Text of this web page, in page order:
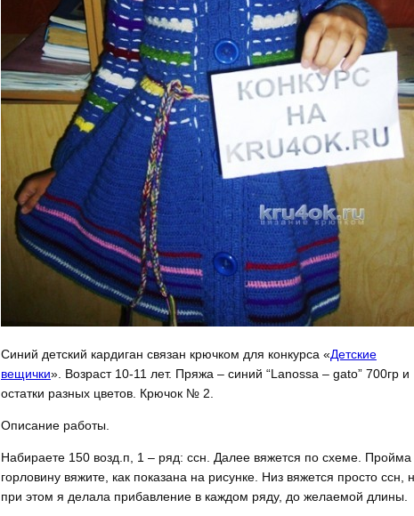
Синий детский кардиган связан крючком для конкурса «Детские
вещички». Возраст 10-11 лет. Пряжа – синий “Lanossa – gato” 700гр и
остатки разных цветов. Крючок № 2.
Описание работы.
Набираете 150 возд.п, 1 – ряд: ссн. Далее вяжется по схеме. Пройма
горловину вяжите, как показана на рисунке. Низ вяжется просто ссн,
при этом я делала прибавление в каждом ряду, до желаемой длины.